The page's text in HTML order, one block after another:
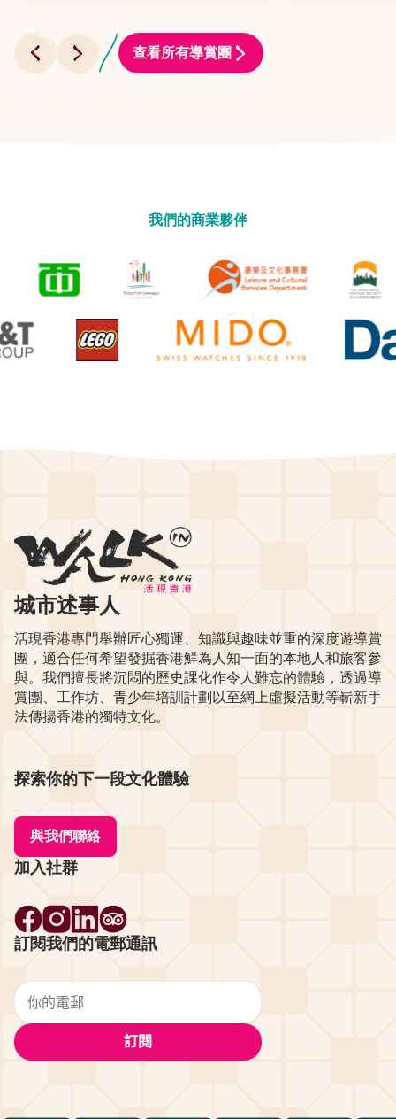
查看所有導賞團
我們的商業夥伴
城市述事人
活現香港專門舉辦匠心獨運、知識與趣味並重的深度遊導賞
團，適合任何希望發掘香港鮮為人知一面的本地人和旅客參
與。我們擅長將沉悶的歷史課化作令人難忘的體驗，透過導
賞團、工作坊、青少年培訓計劃以至網上虛擬活動等嶄新手
法傳揚香港的獨特文化。
探索你的下一段文化體驗
與我們聯絡
加入社群
訂閱我們的電郵通訊